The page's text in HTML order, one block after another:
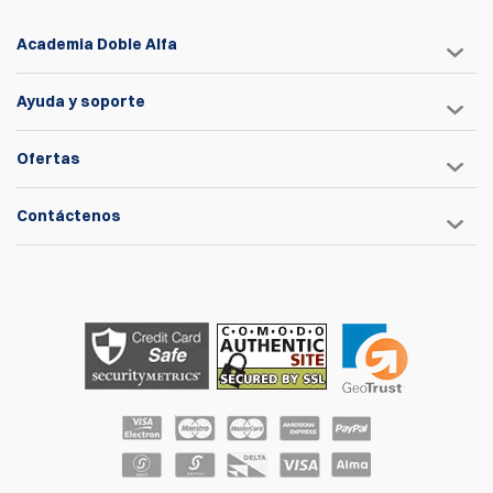
Academia Doble Alfa
Ayuda y soporte
Ofertas
Contáctenos